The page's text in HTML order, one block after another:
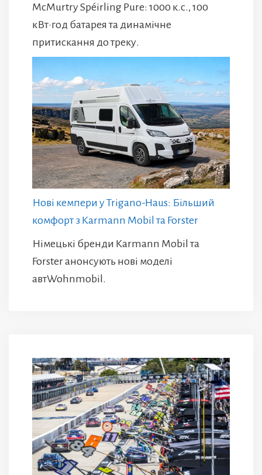
McMurtry Spéirling Pure: 1000 к.с., 100
кВт·год батарея та динамічне
притискання до треку.
Нові кемпери у Trigano-Haus: Більший
комфорт з Karmann Mobil та Forster
Німецькі бренди Karmann Mobil та
Forster анонсують нові моделі
автWohnmobil.